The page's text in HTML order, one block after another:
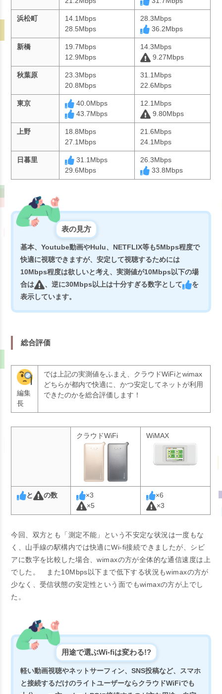
浜松町
14.1Mbps
28.5Mbps
28.3Mbps
36.2Mbps
新橋
19.7Mbps
12.9Mbps
14.3Mbps
9.27Mbps
秋葉原
23.3Mbps
20.8Mbps
31.1Mbps
22.6Mbps
東京
40.0Mbps
43.7Mbps
12.1Mbps
9.80Mbps
上野
18.8Mbps
27.1Mbps
21.6Mbps
24.1Mbps
日暮里
31.1Mbps
29.6Mbps
26.3Mbps
33.8Mbps
表の見方
基本、Youtube動画やHulu、NETFLIX等も5Mbps程度で
快適に視聴できますが、安定して視聴するためには
10Mbps程度は欲しいと考え、実測値が10Mbps以下の場
合は
、逆に30Mbps以上は十分すぎる数字として
を
表示しています。
総合評価
編集
長
では上記の実測値をふまえ、クラウドWiFiとwimax
どちらが都内で快適に、かつ安定してネットが利用
できたのかを総合評価します！
クラウドWiFi WiMAX
と の数 ×3
×5
×6
×3
今回、双方とも「測定不能」という不安定な状況は一度もな
く、山手線の駅構内では快適にWi-fi接続できましたが、シビ
アに数字を比較した場合、wimaxの方が全体的な通信速度は上
でした。 また10Mbps以下まで低下する状況もwimaxの方が
少なく、受信状態の安定性という面でもwimaxの方が上 でし
た。
用途で選ぶWi-fiは変わる!?
軽い動画視聴やネットサーフィン、SNS投稿など、スマホ
と接続するだけのライトユーザーならクラウドWiFiでも